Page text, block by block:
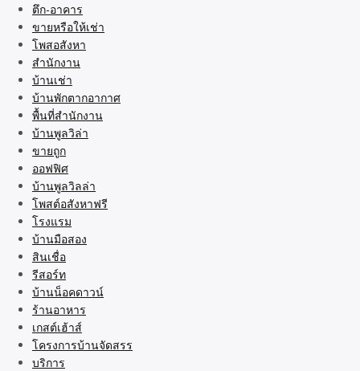
ตึก-อาคาร
ขายหรือให้เช่า
โพสอสังหา
สำนักงาน
บ้านเช่า
บ้านพักตากอากาศ
พื้นที่สำนักงาน
บ้านพูลวิล่า
ขายถูก
ออฟฟิศ
บ้านพูลวิลล่า
โพสต์อสังหาฟรี
โรงแรม
บ้านมือสอง
สินเชื่อ
รีสอร์ท
บ้านน็อคดาวน์
ร้านอาหาร
เกสต์เฮ้าส์
โครงการบ้านจัดสรร
บริการ